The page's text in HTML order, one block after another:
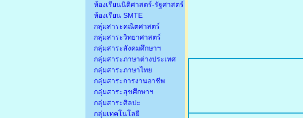
ห้องเรียนนิติศาสตร์-รัฐศาสตร์
ห้องเรียน SMTE
กลุ่มสาระคณิตศาสตร์
กลุ่มสาระวิทยาศาสตร์
กลุ่มสาระสังคมศึกษาฯ
กลุ่มสาระภาษาต่างประเทศ
กลุ่มสาระภาษาไทย
กลุ่มสาระการงานอาชีพ
กลุ่มสาระสุขศึกษาฯ
กลุ่มสาระศิลปะ
กลุ่มเทคโนโลยี